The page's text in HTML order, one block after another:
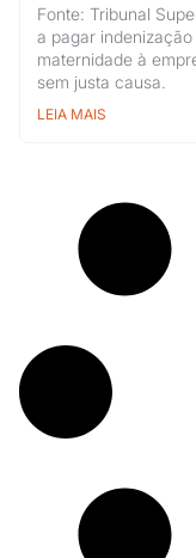
Fonte: Tribunal
a pagar
maternidade à
sem justa causa.
LEIA MAIS